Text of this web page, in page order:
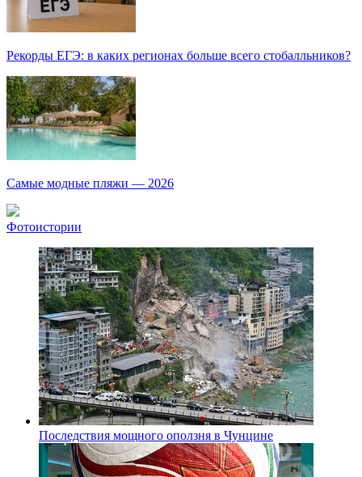
Рекорды ЕГЭ: в каких регионах больше всего стобалльников?
Самые модные пляжи — 2026
Фотоистории
Последствия мощного оползня в Чунцине